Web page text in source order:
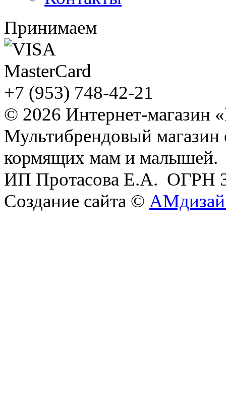
Принимаем
+7 (953) 748-42-21
© 2026 Интернет-магазин
Мультибрендовый
кормящих мам и малышей.
ИП Протасова Е.А. ОГРН
Создание сайта ©